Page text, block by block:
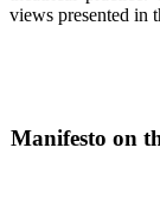
views presented in
Manifesto on